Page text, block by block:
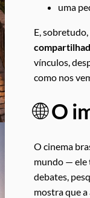
uma
E,
vínculos,
como nos
🌐O
O cinema
mundo — ele
debates,
mostra que